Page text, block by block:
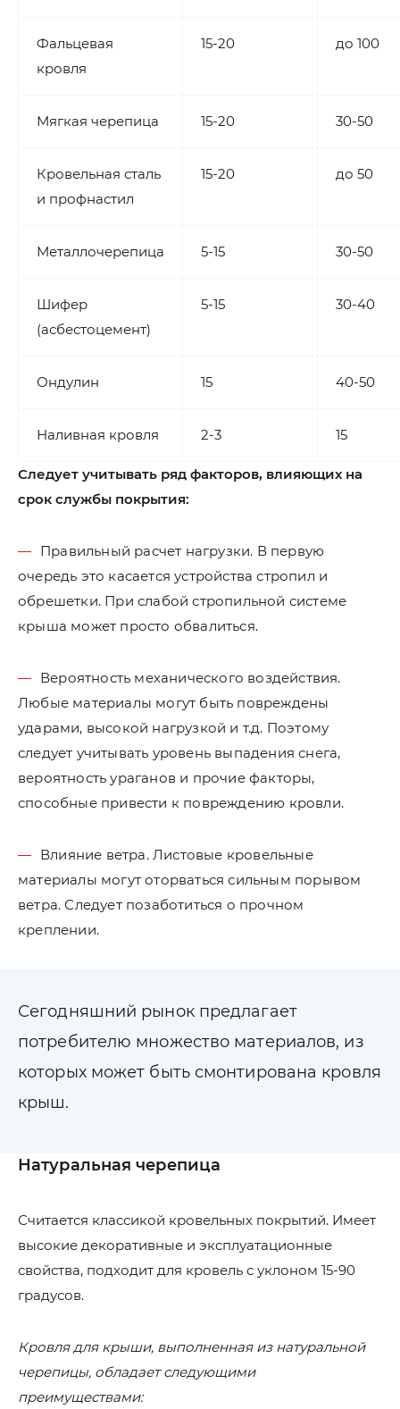
Фальцевая
кровля
15-20 до 100
Мягкая черепица 15-20 30-50
Кровельная сталь
и профнастил
15-20 до 50
Металлочерепица 5-15 30-50
Шифер
(асбестоцемент)
5-15 30-40
Ондулин 15 40-50
Наливная кровля 2-3 15
Следует учитывать ряд факторов, влияющих на
срок службы покрытия:
Правильный расчет нагрузки. В первую
очередь это касается устройства стропил и
обрешетки. При слабой стропильной системе
крыша может просто обвалиться.
Вероятность механического воздействия.
Любые материалы могут быть повреждены
ударами, высокой нагрузкой и т.д. Поэтому
следует учитывать уровень выпадения снега,
вероятность ураганов и прочие факторы,
способные привести к повреждению кровли.
Влияние ветра. Листовые кровельные
материалы могут оторваться сильным порывом
ветра. Следует позаботиться о прочном
креплении.
Сегодняшний рынок предлагает
потребителю множество материалов, из
которых может быть смонтирована кровля
крыш.
Натуральная черепица
Считается классикой кровельных покрытий. Имеет
высокие декоративные и эксплуатационные
свойства, подходит для кровель с уклоном 15-90
градусов.
Кровля для крыши, выполненная из натуральной
черепицы, обладает следующими
преимуществами: